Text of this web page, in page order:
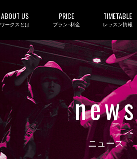
ABOUT US
ワークスとは
PRICE
プラン･料金
TIMETABLE
レッスン情報
news
ニュース